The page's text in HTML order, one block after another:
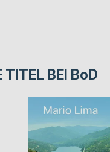
TITEL BEI BoD